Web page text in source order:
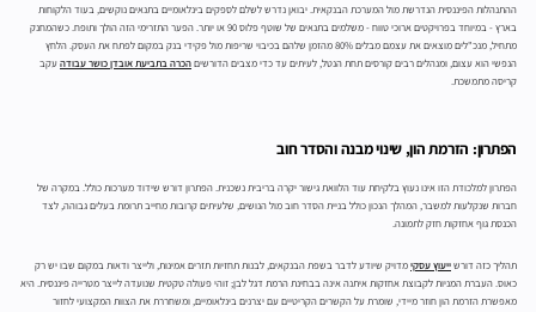
ההתנהלות הפיננסית הנדרשת מול המערכת הבנקאית. יבואן נדרש לשלם לספקים בינלאומיים בתנאים נוקשים, בעוד הלקוחות
בארץ - במיוחד בפרויקטים ארוכי טווח - משלמים בתנאים של שוטף פלוס 90 או יותר. הפער התזרימי הזה הולך ותופח. כשהמחנק
מתחיל, מנכ"לים מוצאים את עצמם מבלים 80% מהזמן שלהם בכיבוי שריפות מול פקידי בנק במקום לפתח את העסק. הלחץ
הנפשי הוא עצום, ומנהלים רבים קורסים תחת הנטל, לעיתים עד כדי מצבים הדורשיםהכרה בתביעת אובדן כושר עבודהעקב
קריסה מתמשכת.
הפתרון: הזרמת הון, שינוי מבנה והסדר חוב
הפתרון למלכודת הזו אינו נעוץ בלקיחת עוד הלוואת גישור יקרה בריבית נשכנית. הפתרון דורש שידוד מערכות כולל. במקרה של
חברות שנקלעות למשבר, המהלך הנכון כולל בניית הסדר חוב מול הנושים, שלעיתים קרובות מחייב תרומת בעלים גבוהה, לצד
הכנסת גוף אחזקות חזק לתמונה.
תהליך כזה דורשייעוץ עסקימדויק שיודע לדבר בשפת הבנקאים, לבנות תחזיות תזרים אמינות, ולייצר ודאות במקום שבו יש רק
כאוס. העברת המניות לקבוצת אחזקות איתנה אינה בבחינת הרמת דגל לבן; זוהי פעולה טקטית שנועדה לייצר מטרייה פיננסית. היא
מאפשרת הזרמת הון חוזר מיידי, שומרת על הקשרים הקריטיים עם יצרנים בינלאומיים, ומשחררת את הצוות המקצועי לחזור